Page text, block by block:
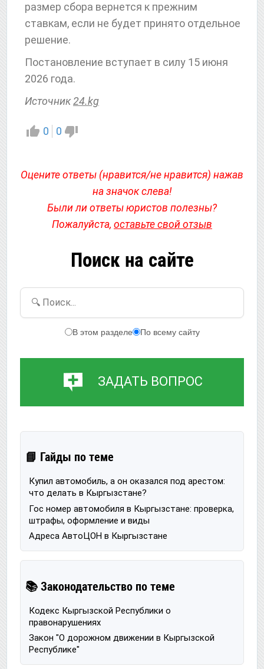
размер сбора вернется к прежним
ставкам, если не будет принято отдельное
решение.
Постановление вступает в силу 15 июня
2026 года.
Источник24.kg
0 0
Оцените ответы (нравится/не нравится) нажав
на значок слева!
Были ли ответы юристов полезны?
Пожалуйста, оставьте свой отзыв
Поиск на сайте
🔍 Поиск...
В этом разделе По всему сайту
ЗАДАТЬ ВОПРОС
📘 Гайды по теме
Купил автомобиль, а он оказался под арестом:
что делать в Кыргызстане?
Гос номер автомобиля в Кыргызстане: проверка,
штрафы, оформление и виды
Адреса АвтоЦОН в Кыргызстане
📚 Законодательство по теме
Кодекс Кыргызской Республики о
правонарушениях
Закон "О дорожном движении в Кыргызской
Республике"